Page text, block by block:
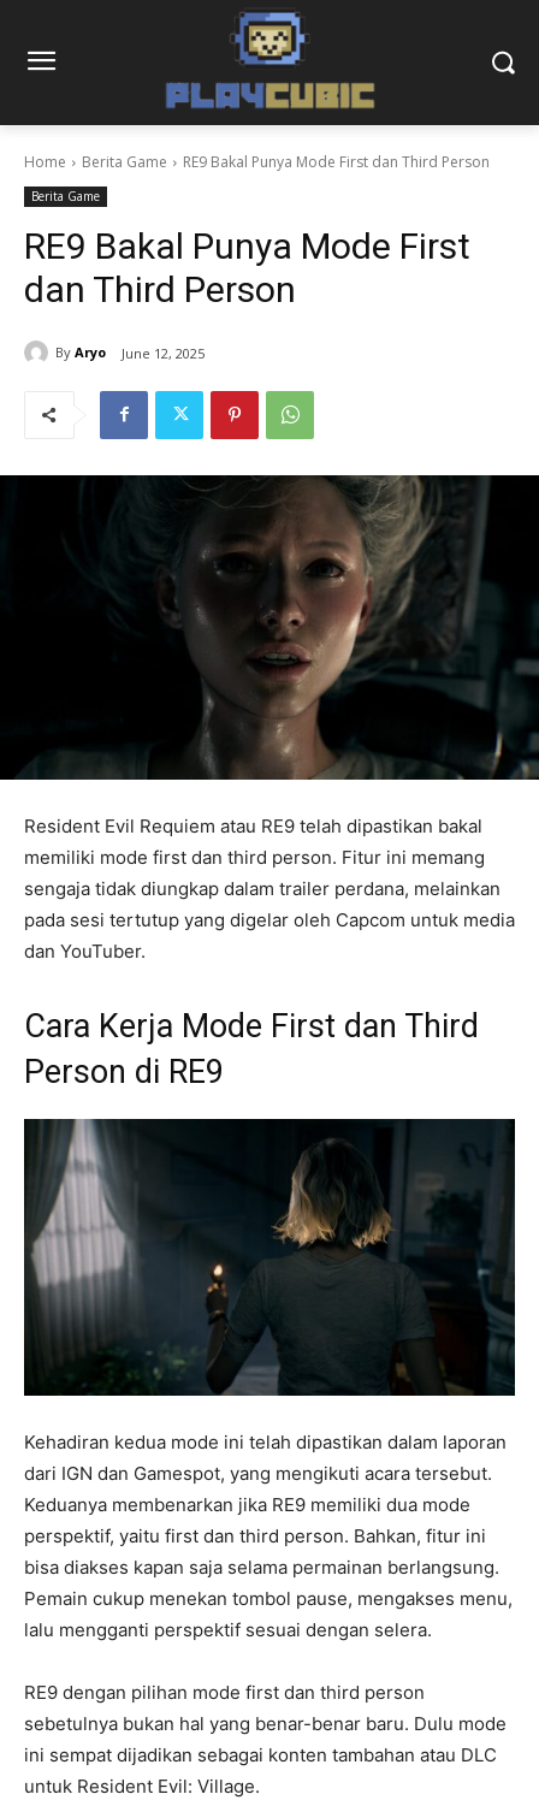
Home Berita Game RE9 Bakal Punya Mode First dan Third Person
Berita Game
RE9 Bakal Punya Mode First
dan Third Person
By Aryo June 12, 2025
Resident Evil Requiem atau RE9 telah dipastikan bakal
memiliki mode first dan third person. Fitur ini memang
sengaja tidak diungkap dalam trailer perdana, melainkan
pada sesi tertutup yang digelar oleh Capcom untuk media
dan YouTuber.
Cara Kerja Mode First dan Third
Person di RE9
Kehadiran kedua mode ini telah dipastikan dalam laporan
dari IGN dan Gamespot, yang mengikuti acara tersebut.
Keduanya membenarkan jika RE9 memiliki dua mode
perspektif, yaitu first dan third person. Bahkan, fitur ini
bisa diakses kapan saja selama permainan berlangsung.
Pemain cukup menekan tombol pause, mengakses menu,
lalu mengganti perspektif sesuai dengan selera.
RE9 dengan pilihan mode first dan third person
sebetulnya bukan hal yang benar-benar baru. Dulu mode
ini sempat dijadikan sebagai konten tambahan atau DLC
untuk Resident Evil: Village.